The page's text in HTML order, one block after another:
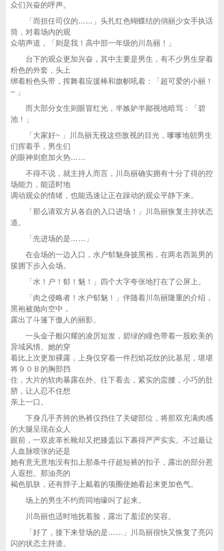
众们兴奋的呼声。
「而担任司仪的……」头扎红色蝴蝶结的俏丽少女手执话
筒，对着场内的观
众萌声道，「则是我！高中部一年级的川岛丽！」
台下的观众更加兴奋，其中主要是男生，有不少男生穿着
粉色的外套，头上
绑着粉色头带，挥舞着应援棒和旗帜吼着：「超可爱的小丽！
~ 」
而大部分女生则眼冒红光，半嫉妒半鄙视地暗骂：「碧
池！」
「大家好~ 」川岛丽无视这些敌视的目光，嗲嗲地朝男生
们挥着手，男生们
的眼神则愈加火热……
不得不说，就主持人而言，川岛丽确实拥有十分了得的控
场能力，能适时地
调动观众的情绪，也能迅速让正在躁动的观众平静下来。
「那么请双方从各自的入口进场！」川岛丽恢复主持状态
道。
「先进场的是……」
在会场的一边入口，水户郁魅身披黑袍，在两名西装男的
簇拥下步入会场。
「水！户！郁！魅！」四个大字夸张地打在了公屏上。
「肉之侵略者！水户郁魅！」伴随着川岛丽隆重的介绍，
黑袍被抛向空中，
露出了斗篷下傲人的丽影。
一头金子般闪耀的凌厉短发，碧绿的瞳色带着一股欧美的
异域风情。她的穿
着比上次更加裸露，上身仅穿着一件烈焰花纹的比基尼，堪堪
将９０Ｂ的胸部挡
住，大片的软肉暴露在外。往下看去，紧实的蛮腰，小巧的肚
脐，让人忍不住想
亲上一口。
下身几乎齐胯的热裤仅挡住了关键部位，将那双充满肉感
的大腿呈现在众人
眼前，一双皮革长靴却又把膝盖以下裹得严严实实。不过最让
人血脉喷张的还是
她有意无意地没有扣上那条牛仔超短裤的扣子，露出的部分惹
人遐想。那油亮的
褐色肌肤，还有脖子上戴着的项圈使她看起来更加色气。
场上的男生不约而同地嚎叫了起来。
川岛丽也适时地抚着脸，露出了羞涩的笑容。
「好了，接下来登场的是……」川岛丽很快又恢复了亮闪
闪的状态主持道。